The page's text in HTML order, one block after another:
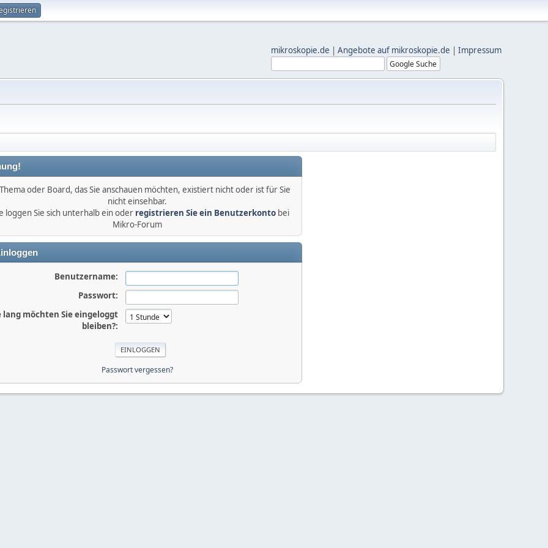
mikroskopie.de | Angebote auf mikroskopie.de | Impressum
oder Board, das Sie anschauen möchten, existiert nicht oder ist für Sie
nicht einsehbar.
loggen Sie sich unterhalb ein oder registrieren Sie ein Benutzerkontobei
Mikro-Forum
Benutzername:
Passwort:
lang möchten Sie eingeloggt
bleiben?:
Passwort vergessen?